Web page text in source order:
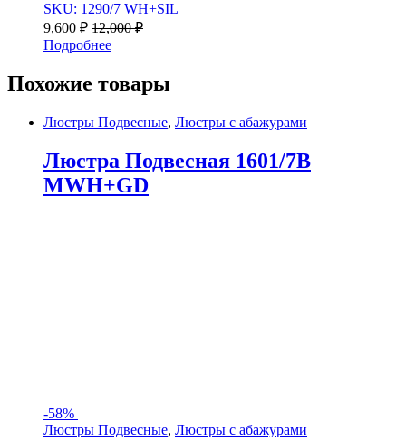
SKU: 1290/7 WH+SIL
9,600 ₽ 12,000₽
Подробнее
Похожие товары
Люстры Подвесные, Люстры с абажурами
Люстра Подвесная 1601/7B
MWH+GD
-58%
Люстры Подвесные, Люстры с абажурами